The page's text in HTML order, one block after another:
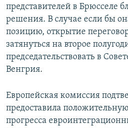
представителей в Брюсселе
решения. В случае если бы
позицию, открытие
затянуться на второе
председательствовать в
Венгрия.
Европейская комиссия
предоставила
прогресса